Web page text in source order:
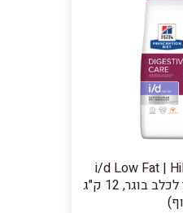
i/d Low Fat |
Diet דייג'סטיב קייר לכלב בוגר, 12 ק"ג